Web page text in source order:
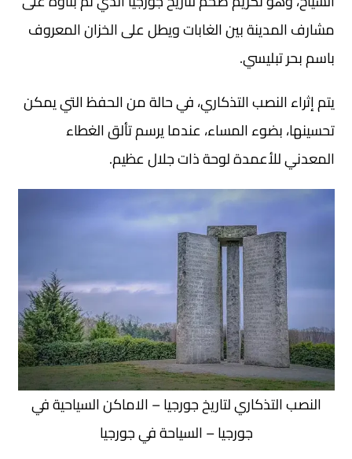
مشارف المدينة بين الغابات ويطل على الخزان المعروف
باسم بحر تبليسي.
يتم إثراء النصب التذكاري، في حالة من الحفظ التي يمكن
تحسينها، بضوء المساء، عندما يرسم تألق الغطاء
المعدني للأعمدة لوحة ذات جلال عظيم.
النصب التذكاري لتاريخ جورجيا – الاماكن السياحية في
جورجيا – السياحة في جورجيا